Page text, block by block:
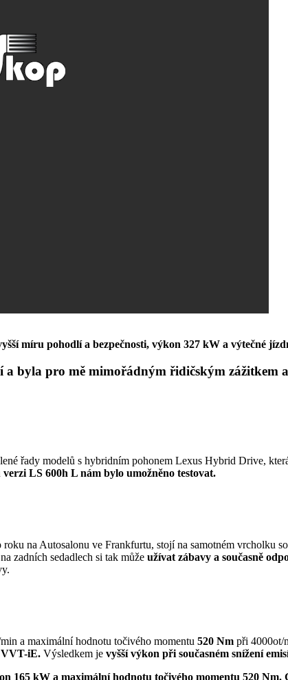
míru pohodlí a bezpečnosti, výkon 327 kW a výtečné
byla pro mě mimořádným řidičským zážitkem
řady modelů s hybridním pohonem Lexus Hybrid Drive,
LS 600h L nám bylo umožněno testovat.
na Autosalonu ve Frankfurtu, stojí na samotném vrcholku
zadních sedadlech si tak může užívat zábavy a současně
a maximální hodnotu točivého momentu 520 Nm při 4000ot/
VVT-iE. Výsledkem je vyšší výkon při současném snížení
165 kW a maximální hodnotu točivého momentu 520 Nm.